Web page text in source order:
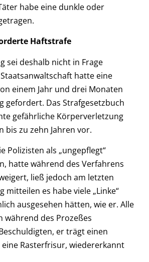
habe eine dunkle oder
Haftstrafe
sei deshalb nicht in Frage
hatte eine
einem Jahr und drei Monaten
gefordert. Das Strafgesetzbuch
gefährliche Körperverletzung
bis zu zehn Jahren vor.
Polizisten als „ungepflegt“
hatte während des Verfahrens
ließ jedoch am letzten
mitteilen es habe viele „Linke“
ausgesehen hätten, wie er. Alle
während des Prozeßes
er trägt einen
Rasterfrisur, wiedererkannt